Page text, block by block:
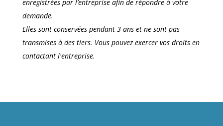
enregistrées par l’entreprise afin de répondre à votre
demande.
Elles sont conservées pendant 3 ans et ne sont pas
transmises à des tiers. Vous pouvez exercer vos droits en
contactant l'entreprise.